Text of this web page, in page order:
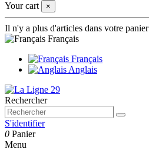
Your cart
×
Il n'y a plus d'articles dans votre panier
Français
Français
Anglais
Rechercher
S'identifier
0 Panier
Menu